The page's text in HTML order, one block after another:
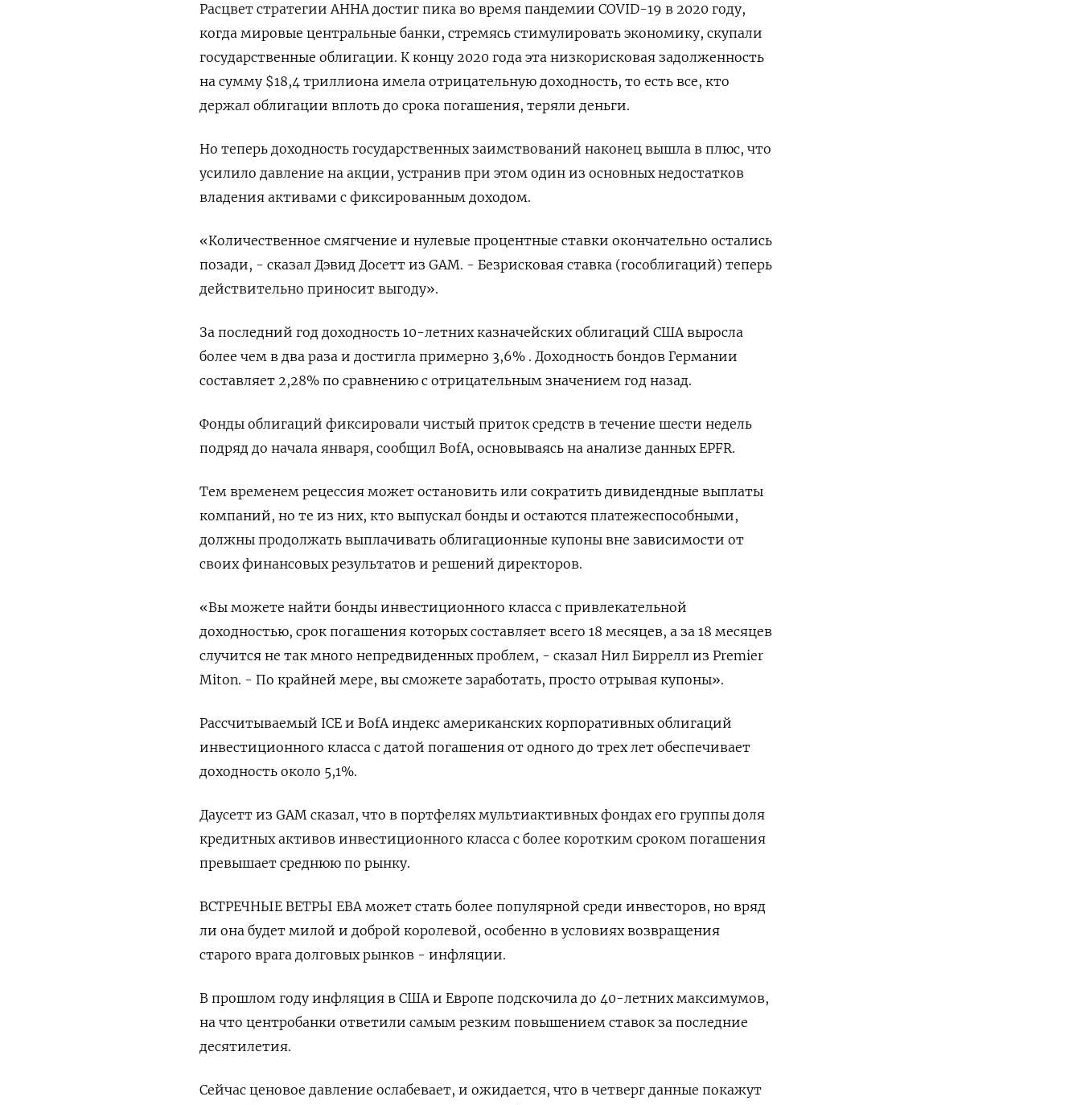
Расцвет стратегии АННА достиг пика во время пандемии COVID-19 в 2020 году,
когда мировые центральные банки, стремясь стимулировать экономику, скупали
государственные облигации. К концу 2020 года эта низкорисковая задолженность
на сумму $18,4 триллиона имела отрицательную доходность, то есть все, кто
держал облигации вплоть до срока погашения, теряли деньги.
Но теперь доходность государственных заимствований наконец вышла в плюс, что
усилило давление на акции, устранив при этом один из основных недостатков
владения активами с фиксированным доходом.
«Количественное смягчение и нулевые процентные ставки окончательно остались
позади, - сказал Дэвид Досетт из GAM. - Безрисковая ставка (гособлигаций) теперь
действительно приносит выгоду».
За последний год доходность 10-летних казначейских облигаций США выросла
более чем в два раза и достигла примерно 3,6% . Доходность бондов Германии
составляет 2,28% по сравнению с отрицательным значением год назад.
Фонды облигаций фиксировали чистый приток средств в течение шести недель
подряд до начала января, сообщил BofA, основываясь на анализе данных EPFR.
Тем временем рецессия может остановить или сократить дивидендные выплаты
компаний, но те из них, кто выпускал бонды и остаются платежеспособными,
должны продолжать выплачивать облигационные купоны вне зависимости от
своих финансовых результатов и решений директоров.
«Вы можете найти бонды инвестиционного класса с привлекательной
доходностью, срок погашения которых составляет всего 18 месяцев, а за 18 месяцев
случится не так много непредвиденных проблем, - сказал Нил Биррелл из Premier
Miton. - По крайней мере, вы сможете заработать, просто отрывая купоны».
Рассчитываемый ICE и BofA индекс американских корпоративных облигаций
инвестиционного класса с датой погашения от одного до трех лет обеспечивает
доходность около 5,1%.
Даусетт из GAM сказал, что в портфелях мультиактивных фондах его группы доля
кредитных активов инвестиционного класса с более коротким сроком погашения
превышает среднюю по рынку.
ВСТРЕЧНЫЕ ВЕТРЫ ЕВА может стать более популярной среди инвесторов, но вряд
ли она будет милой и доброй королевой, особенно в условиях возвращения
старого врага долговых рынков - инфляции.
В прошлом году инфляция в США и Европе подскочила до 40-летних максимумов,
на что центробанки ответили самым резким повышением ставок за последние
десятилетия.
Сейчас ценовое давление ослабевает, и ожидается, что в четверг данные покажут